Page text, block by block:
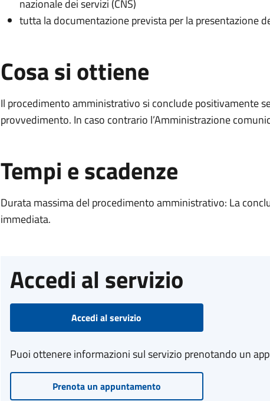
nazionale dei servizi (CNS)
tutta la documentazione prevista per la presentazione
Cosa si ottiene
Il procedimento amministrativo si conclude positivamente
provvedimento. In caso contrario l’Amministrazione
Tempi e scadenze
Durata massima del procedimento amministrativo: La
immediata.
Accedi al servizio
Accedi al servizio
Puoi ottenere informazioni sul servizio prenotando un
Prenota un appuntamento